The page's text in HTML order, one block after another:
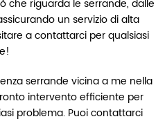
che riguarda le serrande, dalle
un servizio di alta
a contattarci per qualsiasi
serrande vicina a me nella
intervento efficiente per
problema. Puoi contattarci